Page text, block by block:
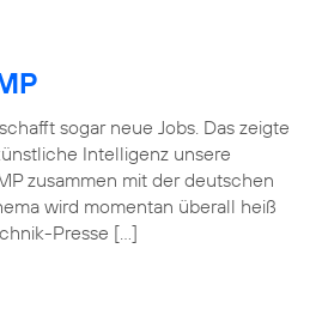
sogar neue Jobs. Das zeigte
Intelligenz unsere
zusammen mit der deutschen
wird momentan überall heiß
Presse […]